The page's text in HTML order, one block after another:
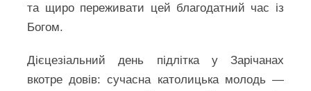
та щиро переживати цей благодатний час із
Богом.
Дієцезіальний день підлітка у Зарічанах
вкотре довів: сучасна католицька молодь —